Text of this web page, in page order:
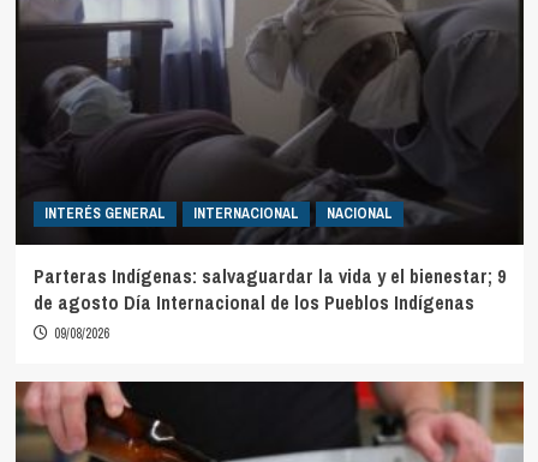
INTERÉS GENERAL INTERNACIONAL NACIONAL
Parteras Indígenas: salvaguardar la vida y el bienestar; 9
de agosto Día Internacional de los Pueblos Indígenas
09/08/2026